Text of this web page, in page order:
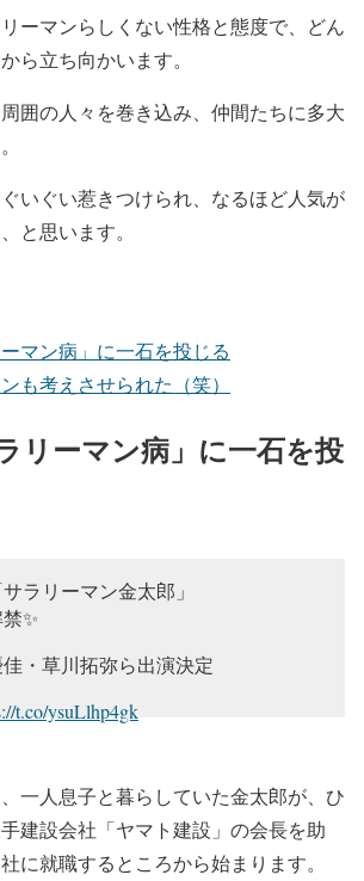
ーマンらしくない性格と態度で、どん
ら立ち向かいます。
囲の人々を巻き込み、仲間たちに多大
いぐい惹きつけられ、なるほど人気が
と思います。
マン病」に一石を投じる
も考えさせられた（笑）
リーマン病」に一石を投
ラリーマン金太郎」
✨️
・草川拓弥ら出演決定
t.co/ysuLlhp4gk
ル／文音
弥／橋本じゅん
田喜子／本田博太郎
明#サラリーマン金太郎
一人息子と暮らしていた金太郎が、ひ
建設会社「ヤマト建設」の会長を助
に就職するところから始まります。